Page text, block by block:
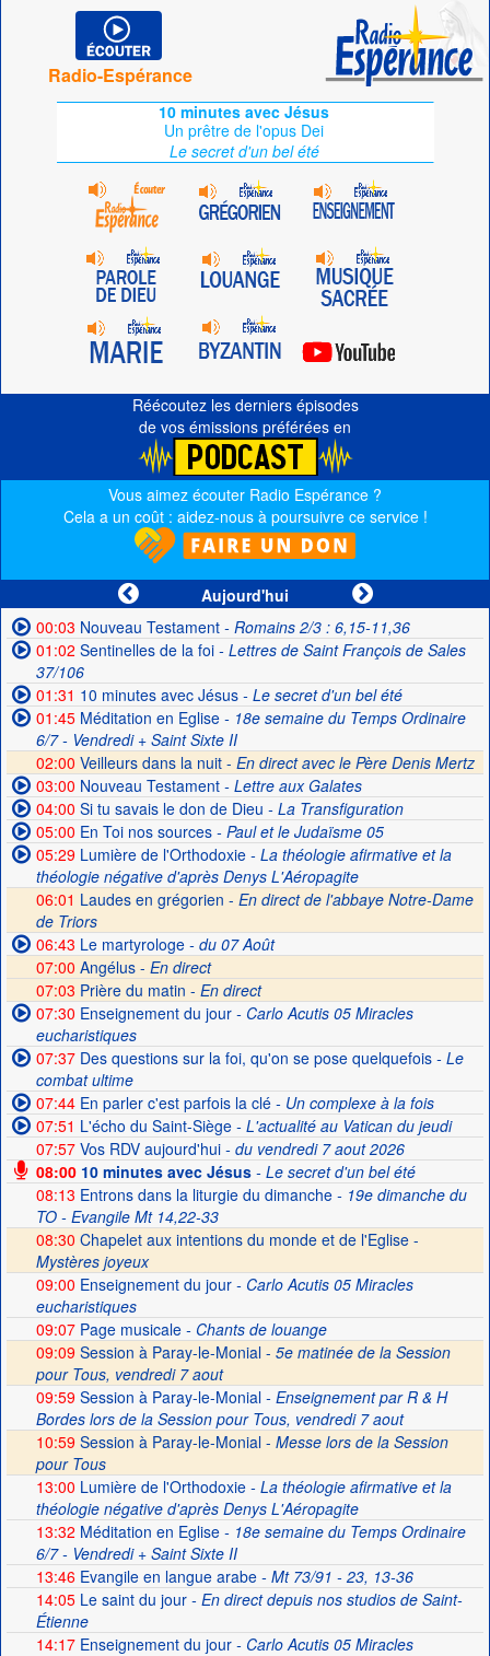
Radio-Espérance
10 minutes avec Jésus
Un prêtre de l'opus Dei
Le secret d'un bel été
Réécoutez les derniers épisodes
de vos émissions préférées en
Vous aimez écouter Radio Espérance ?
Cela a un coût : aidez-nous à poursuivre ce service !
Aujourd'hui
00:03 Nouveau Testament- Romains 2/3 : 6,15-11,36
01:02 Sentinelles de la foi- Lettres de Saint François de Sales
37/106
01:31 10 minutes avec Jésus- Le secret d'un bel été
01:45Méditation en Eglise- 18e semaine du Temps Ordinaire
6/7 - Vendredi + Saint Sixte II
02:00 Veilleurs dans la nuit - En direct avec le Père Denis Mertz
03:00 Nouveau Testament- Lettre aux Galates
04:00 Si tu savais le don de Dieu - La Transfiguration
05:00 En Toi nos sources- Paul et le Judaïsme 05
05:29Lumière de l'Orthodoxie- La théologie afirmative et la
théologie négative d'après Denys L'Aéropagite
06:01 Laudes en grégorien - En direct de l'abbaye Notre-Dame
de Triors
06:43 Le martyrologe- du 07 Août
07:00 Angélus - En direct
07:03 Prière du matin - En direct
07:30 Enseignement du jour- Carlo Acutis 05 Miracles
eucharistiques
07:37Des questions sur la foi, qu'on se pose quelquefois- Le
combat ultime
07:44En parler c'est parfois la clé- Un complexe à la fois
07:51 L'écho du Saint-Siège- L'actualité au Vatican du jeudi
07:57Vos RDV aujourd'hui- du vendredi 7 aout 2026
08:0010 minutes avec Jésus- Le secret d'un bel été
08:13 Entrons dans la liturgie du dimanche- 19e dimanche du
TO - Evangile Mt 14,22-33
08:30 Chapelet aux intentions du monde et de l'Eglise -
Mystères joyeux
09:00 Enseignement du jour- Carlo Acutis 05 Miracles
eucharistiques
09:07Page musicale- Chants de louange
09:09 Session à Paray-le-Monial - 5e matinée de la Session
pour Tous, vendredi 7 aout
09:59Session à Paray-le-Monial- Enseignement par R & H
Bordes lors de la Session pour Tous, vendredi 7 aout
10:59 Session à Paray-le-Monial - Messe lors de la Session
pour Tous
13:00 Lumière de l'Orthodoxie- La théologie afirmative et la
théologie négative d'après Denys L'Aéropagite
13:32 Méditation en Eglise- 18e semaine du Temps Ordinaire
6/7 - Vendredi + Saint Sixte II
13:46Evangile en langue arabe- Mt 73/91 - 23, 13-36
14:05Le saint du jour- En direct depuis nos studios de Saint-
Étienne
14:17Enseignement du jour- Carlo Acutis 05 Miracles